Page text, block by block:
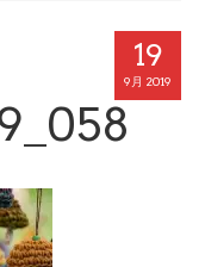
19
9月 2019